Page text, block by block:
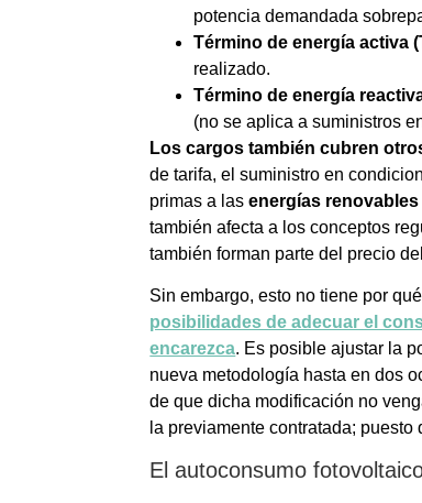
potencia demandada
Término de energía activa
realizado.
Término de energía
(no se aplica a suministros
Los cargos también cubren
de tarifa, el suministro en
primas a lasenergías renovables
también afecta a los conceptos
también forman parte del precio
Sin embargo, esto no tiene por
posibilidades de adecuar el
encarezca. Es posible ajustar la
nueva metodología hasta en dos
de que dicha modificación no
la previamente contratada;
El autoconsumo